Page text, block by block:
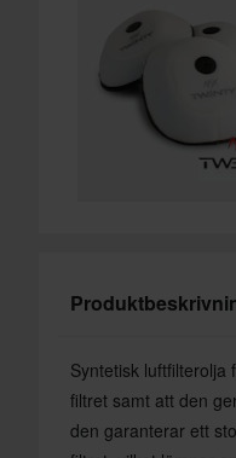
Syntetisk luftfilterolja
filtret samt att den
den garanterar ett